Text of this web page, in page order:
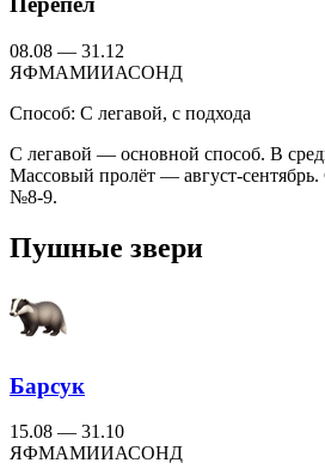
08.08 — 31.12
ЯФМАМИИАСОНД
Способ: С легавой, с подхода
С легавой — основной способ. В
Массовый пролёт — август-сентябрь.
№8-9.
Пушные звери
Барсук
15.08 — 31.10
ЯФМАМИИАСОНД